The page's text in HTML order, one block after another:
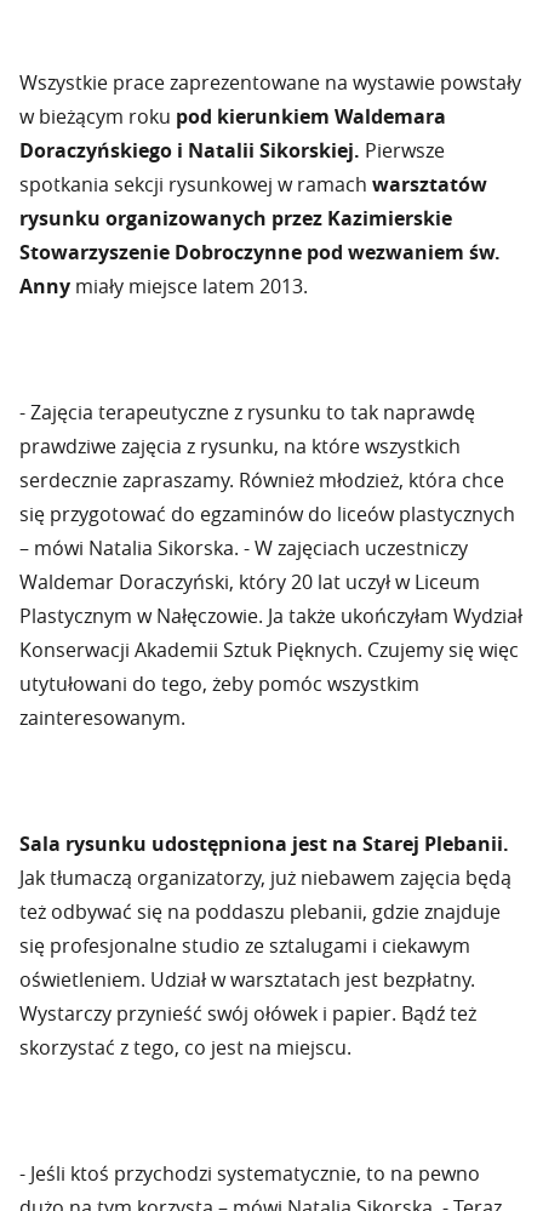
Wszystkie prace zaprezentowane na wystawie powstały
w bieżącym roku pod kierunkiem Waldemara
Doraczyńskiego i Natalii Sikorskiej. Pierwsze
spotkania sekcji rysunkowej w ramach warsztatów
rysunku organizowanych przez Kazimierskie
Stowarzyszenie Dobroczynne pod wezwaniem św.
Anny miały miejsce latem 2013.
- Zajęcia terapeutyczne z rysunku to tak naprawdę
prawdziwe zajęcia z rysunku, na które wszystkich
serdecznie zapraszamy. Również młodzież, która chce
się przygotować do egzaminów do liceów plastycznych
– mówi Natalia Sikorska. - W zajęciach uczestniczy
Waldemar Doraczyński, który 20 lat uczył w Liceum
Plastycznym w Nałęczowie. Ja także ukończyłam Wydział
Konserwacji Akademii Sztuk Pięknych. Czujemy się więc
utytułowani do tego, żeby pomóc wszystkim
zainteresowanym.
Sala rysunku udostępniona jest na Starej Plebanii.
Jak tłumaczą organizatorzy, już niebawem zajęcia będą
też odbywać się na poddaszu plebanii, gdzie znajduje
się profesjonalne studio ze sztalugami i ciekawym
oświetleniem. Udział w warsztatach jest bezpłatny.
Wystarczy przynieść swój ołówek i papier. Bądź też
skorzystać z tego, co jest na miejscu.
- Jeśli ktoś przychodzi systematycznie, to na pewno